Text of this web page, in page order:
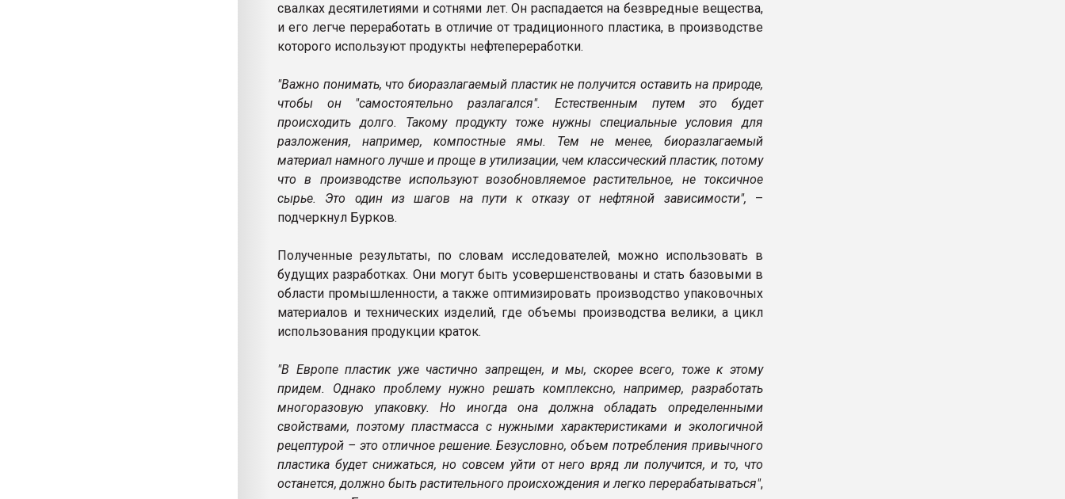
свалках десятилетиями и сотнями лет. Он распадается на безвредные вещества,
и его легче переработать в отличие от традиционного пластика, в производстве
которого используют продукты нефтепереработки.
"Важно понимать, что биоразлагаемый пластик не получится оставить на природе,
чтобы он "самостоятельно разлагался". Естественным путем это будет
происходить долго. Такому продукту тоже нужны специальные условия для
разложения, например, компостные ямы. Тем не менее, биоразлагаемый
материал намного лучше и проще в утилизации, чем классический пластик, потому
что в производстве используют возобновляемое растительное, не токсичное
сырье. Это один из шагов на пути к отказу от нефтяной зависимости", –
подчеркнул Бурков.
Полученные результаты, по словам исследователей, можно использовать в
будущих разработках. Они могут быть усовершенствованы и стать базовыми в
области промышленности, а также оптимизировать производство упаковочных
материалов и технических изделий, где объемы производства велики, а цикл
использования продукции краток.
"В Европе пластик уже частично запрещен, и мы, скорее всего, тоже к этому
придем. Однако проблему нужно решать комплексно, например, разработать
многоразовую упаковку. Но иногда она должна обладать определенными
свойствами, поэтому пластмасса с нужными характеристиками и экологичной
рецептурой – это отличное решение. Безусловно, объем потребления привычного
пластика будет снижаться, но совсем уйти от него вряд ли получится, и то, что
останется, должно быть растительного происхождения и легко перерабатываться",